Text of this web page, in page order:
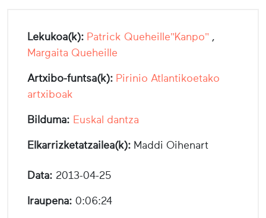
Lekukoa(k): Patrick Queheille"Kanpo" ,
Margaita Queheille
Artxibo-funtsa(k): Pirinio Atlantikoetako
artxiboak
Bilduma: Euskal dantza
Elkarrizketatzailea(k): Maddi Oihenart
Data: 2013-04-25
Iraupena: 0:06:24